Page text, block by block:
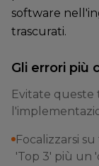
software
trascurati.
Gli errori più
Evitate queste
Focalizzarsi
'Top 3' più un